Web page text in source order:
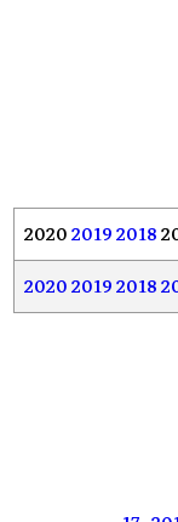
202020192018
202020192018